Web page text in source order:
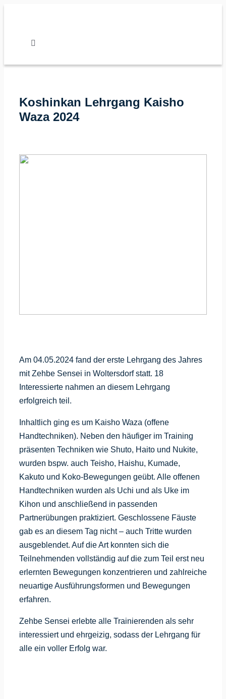
Toggle
Verband
Koshinkan Lehrgang Kaisho
Waza 2024
Am 04.05.2024 fand der erste Lehrgang des Jahres
mit Zehbe Sensei in Woltersdorf statt. 18
Interessierte nahmen an diesem Lehrgang
erfolgreich teil.
Inhaltlich ging es um Kaisho Waza (offene
Handtechniken). Neben den häufiger im Training
präsenten Techniken wie Shuto, Haito und Nukite,
wurden bspw. auch Teisho, Haishu, Kumade,
Kakuto und Koko-Bewegungen geübt. Alle offenen
Handtechniken wurden als Uchi und als Uke im
Kihon und anschließend in passenden
Partnerübungen praktiziert. Geschlossene Fäuste
gab es an diesem Tag nicht – auch Tritte wurden
ausgeblendet. Auf die Art konnten sich die
Teilnehmenden vollständig auf die zum Teil erst neu
erlernten Bewegungen konzentrieren und zahlreiche
neuartige Ausführungsformen und Bewegungen
erfahren.
Zehbe Sensei erlebte alle Trainierenden als sehr
interessiert und ehrgeizig, sodass der Lehrgang für
alle ein voller Erfolg war.